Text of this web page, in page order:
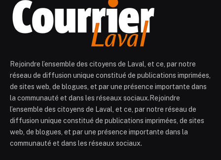
Rejoindre l’ensemble des citoyens de Laval, et ce, par notre
réseau de diffusion unique constitué de publications imprimées,
de sites web, de blogues, et par une présence importante dans
la communauté et dans les réseaux sociaux.Rejoindre
l’ensemble des citoyens de Laval, et ce, par notre réseau de
diffusion unique constitué de publications imprimées, de sites
web, de blogues, et par une présence importante dans la
communauté et dans les réseaux sociaux.